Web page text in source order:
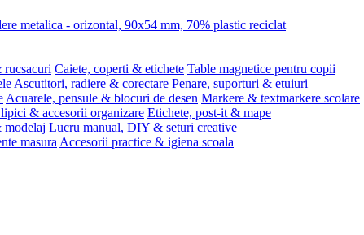
metalica - orizontal, 90x54 mm, 70% plastic reciclat
rucsacuri Caiete, coperti & etichete Table magnetice pentru copii
Ascutitori, radiere & corectare Penare, suporturi & etuiuri
Acuarele, pensule & blocuri de desen Markere & textmarkere scolare
& accesorii organizare Etichete, post-it & mape
modelaj Lucru manual, DIY & seturi creative
masura Accesorii practice & igiena scoala